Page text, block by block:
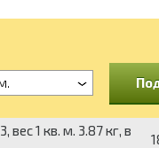
1 кв. м. 3.87 кг, в